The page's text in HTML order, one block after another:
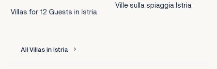
Villas for 12 Guests in Istria
Ville sulla spiaggia Istria
All Villas in Istria